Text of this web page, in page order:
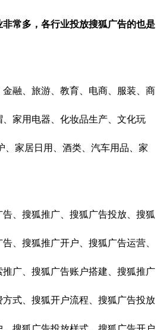
常多，各行业投放搜狐广告的也是
金融、旅游、教育、电商、服装、商
家用电器、化妆品生产、文化玩
、家居日用、酒类、汽车用品、家
告、搜狐推广、搜狐广告投放、搜狐
、搜狐推广开户、搜狐广告运营、
广、搜狐广告账户搭建、搜狐推广
式、搜狐开户流程、搜狐广告投放